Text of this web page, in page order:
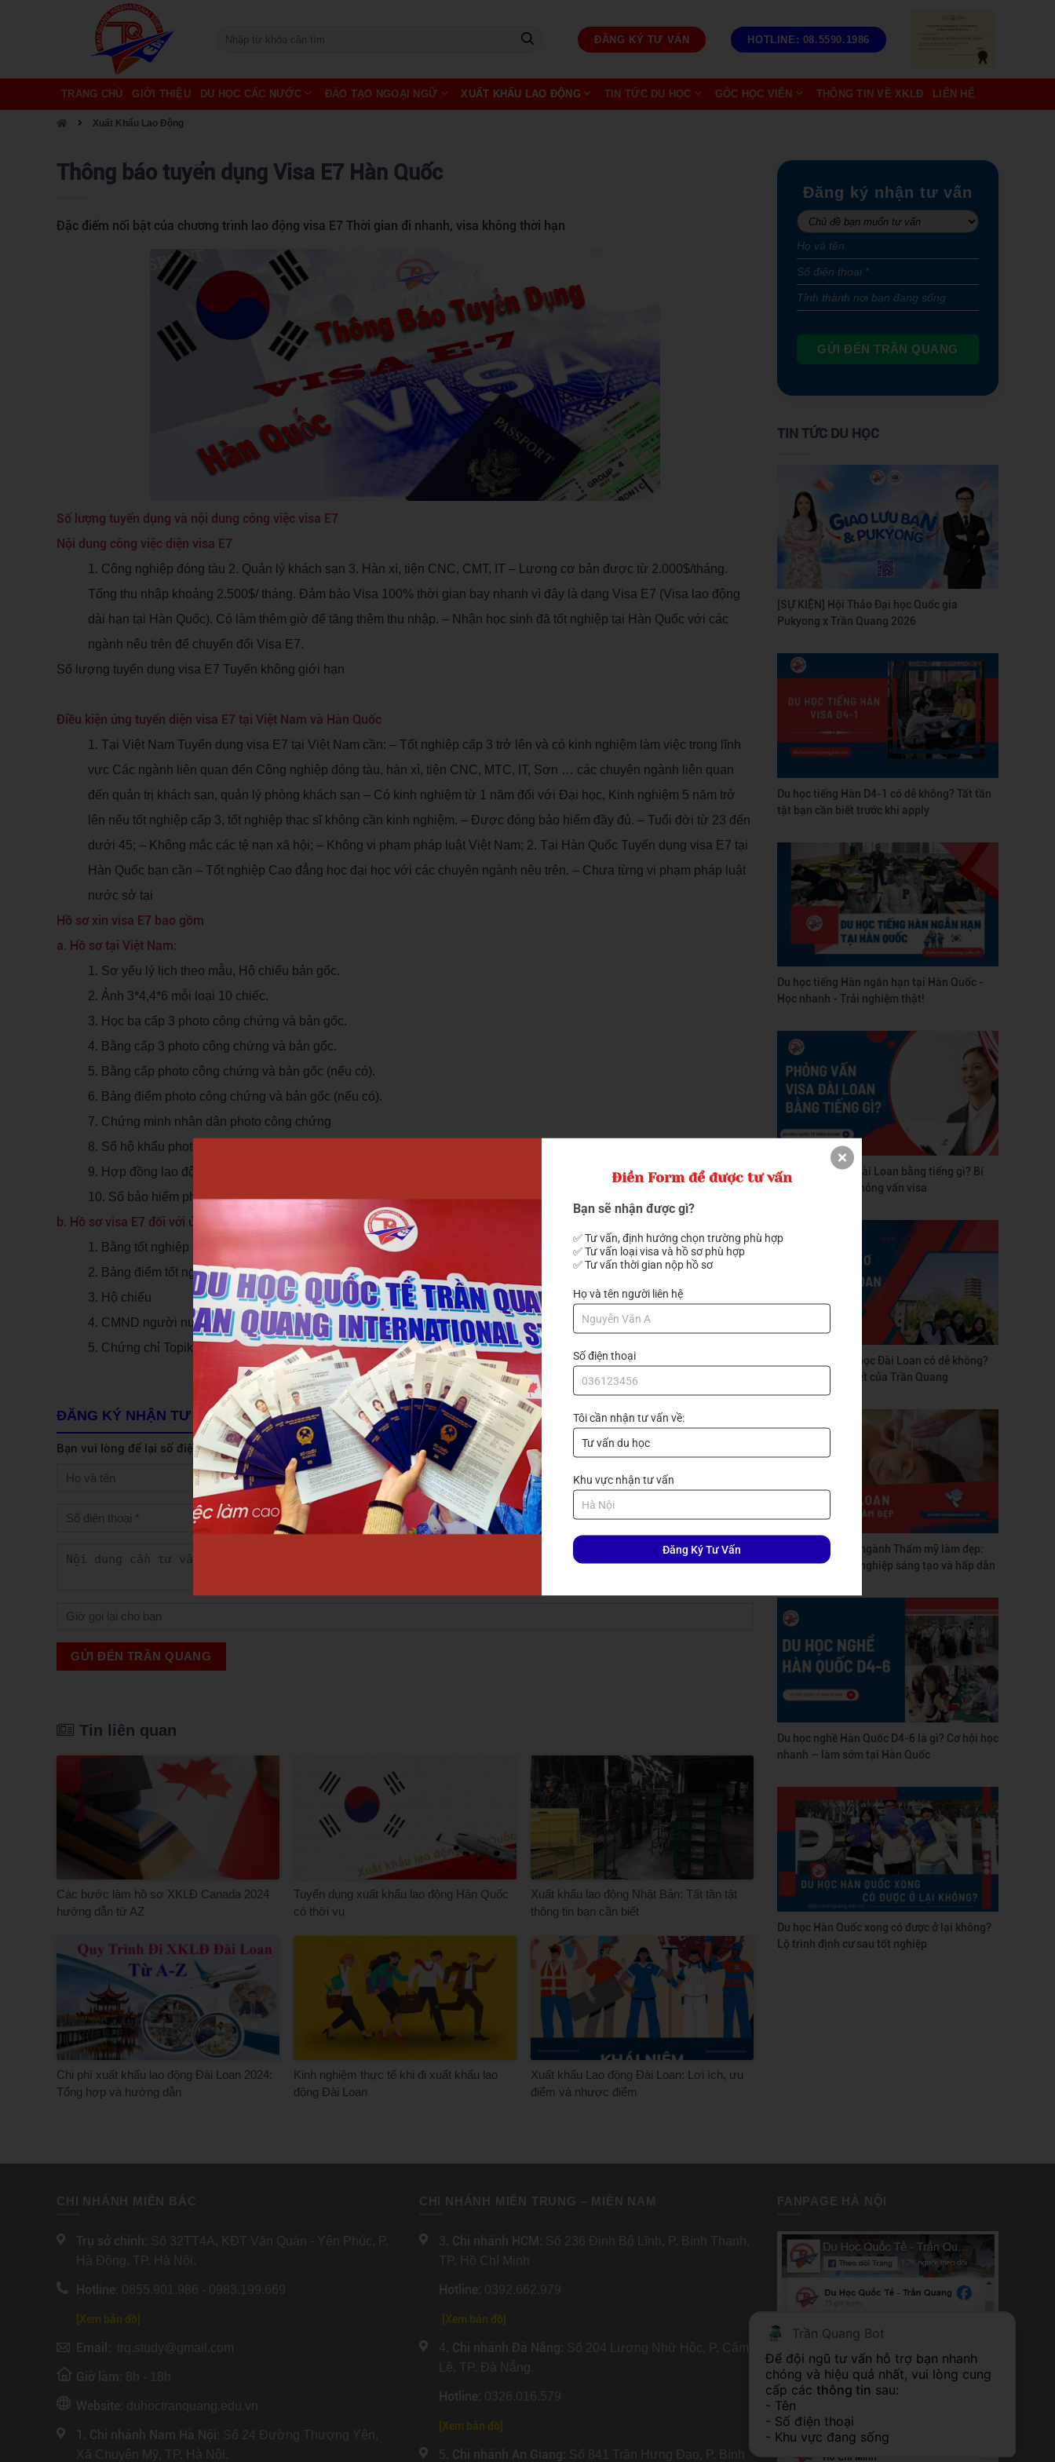
ĐĂNG KÝ TƯ VẤN HOTLINE: 08.5590.1986
TRANG CHỦ GIỚI THIỆU DU HỌC CÁC NƯỚC ĐÀO TẠO NGOẠI NGỮ XUẤT KHẨU LAO ĐỘNG TIN TỨC DU HỌC GÓC HỌC VIÊN THÔNG TIN VỀ XKLĐ LIÊN HỆ
Xuất Khẩu Lao Động
Thông báo tuyển dụng Visa E7 Hàn Quốc
Đặc điểm nổi bật của chương trình lao động visa E7 Thời gian đi nhanh, visa không thời hạn
Số lượng tuyển dụng và nội dung công việc visa E7
Nội dung công việc diện visa E7
1. Công nghiệp đóng tàu 2. Quản lý khách sạn 3. Hàn xì, tiện CNC, CMT, IT – Lương cơ bản được từ 2.000$/tháng.
Tổng thu nhập khoảng 2.500$/ tháng. Đảm bảo Visa 100% thời gian bay nhanh vì đây là dạng Visa E7 (Visa lao động
dài hạn tại Hàn Quốc). Có làm thêm giờ để tăng thêm thu nhập. – Nhận học sinh đã tốt nghiệp tại Hàn Quốc với các
ngành nêu trên để chuyển đổi Visa E7.
Số lượng tuyển dụng visa E7 Tuyển không giới hạn
Điều kiện ứng tuyển diện visa E7 tại Việt Nam và Hàn Quốc
1. Tại Việt Nam Tuyển dụng visa E7 tại Việt Nam cần: – Tốt nghiệp cấp 3 trở lên và có kinh nghiệm làm việc trong lĩnh
vực Các ngành liên quan đến Công nghiệp đóng tàu, hàn xì, tiện CNC, MTC, IT, Sơn … các chuyên ngành liên quan
đến quản trị khách sạn, quản lý phòng khách sạn – Có kinh nghiệm từ 1 năm đối với Đại học, Kinh nghiệm 5 năm trở
lên nếu tốt nghiệp cấp 3, tốt nghiệp thạc sĩ không cần kinh nghiệm. – Được đóng bảo hiểm đầy đủ. – Tuổi đời từ 23 đến
dưới 45; – Không mắc các tệ nạn xã hội; – Không vi phạm pháp luật Việt Nam; 2. Tại Hàn Quốc Tuyển dụng visa E7 tại
Hàn Quốc bạn cần – Tốt nghiệp Cao đẳng học đại học với các chuyên ngành nêu trên. – Chưa từng vi phạm pháp luật
nước sở tại
Hồ sơ xin visa E7 bao gồm
a. Hồ sơ tại Việt Nam:
1. Sơ yếu lý lịch theo mẫu, Hộ chiếu bản gốc.
2. Ảnh 3*4,4*6 mỗi loại 10 chiếc.
3. Học bạ cấp 3 photo công chứng và bản gốc.
4. Bằng cấp 3 photo công chứng và bản gốc.
5. Bằng cấp photo công chứng và bản gốc (nếu có).
6. Bảng điểm photo công chứng và bản gốc (nếu có).
7. Chứng minh nhân dân photo công chứng
8. Sổ hộ khẩu photo công chứng.
9. Hợp đồng lao động photo công chứng.
10. Sổ bảo hiểm photo công chứng theo năm kinh nghiệm.
b. Hồ sơ visa E7 đối với ứng viên đã tốt nghiệp và đang ở Hàn Quốc:
1. Bằng tốt nghiệp
2. Bảng điểm tốt nghiệp.
3. Hộ chiếu
4. CMND người nước ngoài còn hạn.
5. Chứng chỉ Topik. Xem thêm về visa E7
ĐĂNG KÝ NHẬN TƯ VẤN
Bạn vui lòng để lại số điện thoại, chúng tôi sẽ liên hệ với bạn ngay
GỬI ĐẾN TRẦN QUANG
Tin liên quan
Các bước làm hồ sơ XKLĐ Canada 2024
hướng dẫn từ AZ
Tuyển dụng xuất khẩu lao động Hàn Quốc
có thời vụ
Xuất khẩu lao động Nhật Bản: Tất tần tật
thông tin bạn cần biết
Chi phí xuất khẩu lao động Đài Loan 2024:
Tổng hợp và hướng dẫn
Kinh nghiệm thực tế khi đi xuất khẩu lao
động Đài Loan
Xuất khẩu Lao động Đài Loan: Lợi ích, ưu
điểm và nhược điểm
Đăng ký nhận tư vấn
GỬI ĐẾN TRẦN QUANG
TIN TỨC DU HỌC
[SỰ KIỆN] Hội Thảo Đại học Quốc gia
Pukyong x Trần Quang 2026
Du học tiếng Hàn D4-1 có dễ không? Tất tần
tật bạn cần biết trước khi apply
Du học tiếng Hàn ngắn hạn tại Hàn Quốc -
Học nhanh - Trải nghiệm thật!
Phỏng vấn visa Đài Loan bằng tiếng gì? Bí
quyết vượt qua phỏng vấn visa
Tự làm hồ sơ du học Đài Loan có dễ không?
Hướng dẫn chi tiết của Trần Quang
Du học Đài Loan ngành Thẩm mỹ làm đẹp:
Con đường nghề nghiệp sáng tạo và hấp dẫn
Du học nghề Hàn Quốc D4-6 là gì? Cơ hội học
nhanh – làm sớm tại Hàn Quốc
Du học Hàn Quốc xong có được ở lại không?
Lộ trình định cư sau tốt nghiệp
CHI NHÁNH MIỀN BẮC
Trụ sở chính: Số 32TT4A, KĐT Văn Quán - Yên Phúc, P.
Hà Đông, TP. Hà Nội.
Hotline: 0855.901.986 - 0983.199.669
[Xem bản đồ]
Email: trq.study@gmail.com
Giờ làm: 8h - 18h
Website: duhoctranquang.edu.vn
1. Chi nhánh Nam Hà Nội: Số 24 Đường Thượng Yên,
Xã Chuyên Mỹ, TP. Hà Nội.
CHI NHÁNH MIỀN TRUNG – MIỀN NAM
3. Chi nhánh HCM : Số 236 Đinh Bộ Lĩnh, P. Bình Thạnh,
TP. Hồ Chí Minh
Hotline: 0392.662.979
[Xem bản đồ]
4. Chi nhánh Đà Nẵng: Số 204 Lương Nhữ Hộc, P. Cẩm
Lệ, TP. Đà Nẵng.
Hotline: 0326.016.579
Xem bản đồ
5. Chi nhánh An Giang: Số 841 Trần Hưng Đạo, P. Bình
FANPAGE HÀ NỘI
FANPAGE TP HỒ CHÍ MINH
Điền Form để được tư vấn
Bạn sẽ nhận được gì?
✅ Tư vấn, định hướng chọn trường phù hợp
✅ Tư vấn loại visa và hồ sơ phù hợp
✅ Tư vấn thời gian nộp hồ sơ
Họ và tên người liên hệ
Số điện thoại
Tôi cần nhận tư vấn về:
Khu vực nhận tư vấn
Đăng Ký Tư Vấn
Trần Quang Bot
Để đội ngũ tư vấn hỗ trợ bạn nhanh
chóng và hiệu quả nhất, vui lòng cung
cấp các thông tin sau:
- Tên
- Số điện thoại
- Khu vực đang sống